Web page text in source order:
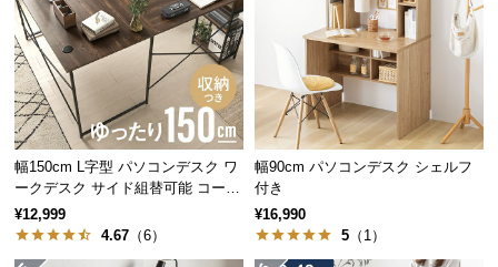
型
商
品
の
配
送
に
つ
い
て
幅150cm L字型 パソコンデスク ワ
ークデスク サイド組替可能 コーナ
ー 木目調
¥12,999
4.67 （6）
幅90cm パソコンデスク シェルフ
付き
¥16,990
5 （1）